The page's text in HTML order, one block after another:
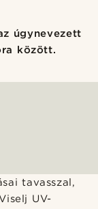
úgynevezett
között.
tavasszal,
UV-